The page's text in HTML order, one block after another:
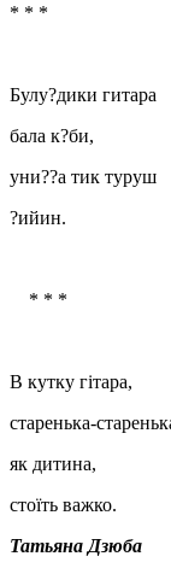
* * *
Булу?дики гитара
бала к?би,
уни??а тик туруш
?ийин.
* * *
В кутку гітара,
старенька-
як дитина,
стоїть важко.
Татьяна Дзюба